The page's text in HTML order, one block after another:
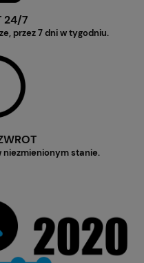
24/7
przez 7 dni w tygodniu.
niezmienionym stanie.